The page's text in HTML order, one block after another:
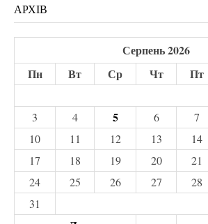
АРХІВ
Серпень 2026
Пн
Вт Ср Чт Пт
3
4 5 6 7
10
11 12 13 14
17
18 19 20 21
24
25 26 27 28
31